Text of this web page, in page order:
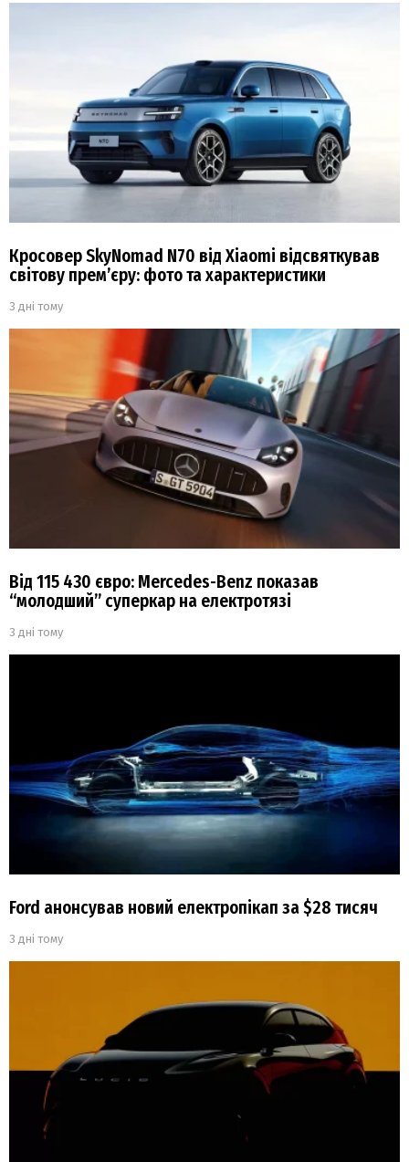
Кросовер SkyNomad N70 від Xiaomi відсвяткував
світову прем’єру: фото та характеристики
3 дні тому
Від 115 430 євро: Mercedes-Benz показав
“молодший” суперкар на електротязі
3 дні тому
Ford анонсував новий електропікап за $28 тисяч
3 дні тому